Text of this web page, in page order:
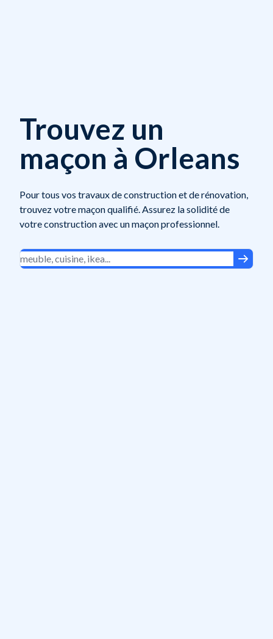
Trouvez un
maçon à Orleans
Pour tous vos travaux de construction et de rénovation,
trouvez votre maçon qualifié. Assurez la solidité de
votre construction avec un maçon professionnel.